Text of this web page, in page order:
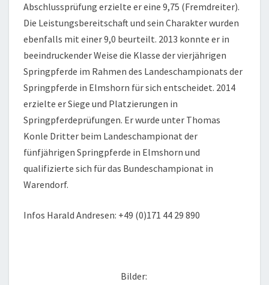
Abschlussprüfung erzielte er eine 9,75 (Fremdreiter).
Die Leistungsbereitschaft und sein Charakter wurden
ebenfalls mit einer 9,0 beurteilt. 2013 konnte er in
beeindruckender Weise die Klasse der vierjährigen
Springpferde im Rahmen des Landeschampionats der
Springpferde in Elmshorn für sich entscheidet. 2014
erzielte er Siege und Platzierungen in
Springpferdeprüfungen. Er wurde unter Thomas
Konle Dritter beim Landeschampionat der
fünfjährigen Springpferde in Elmshorn und
qualifizierte sich für das Bundeschampionat in
Warendorf.
Infos Harald Andresen: +49 (0)171 44 29 890
Bilder: